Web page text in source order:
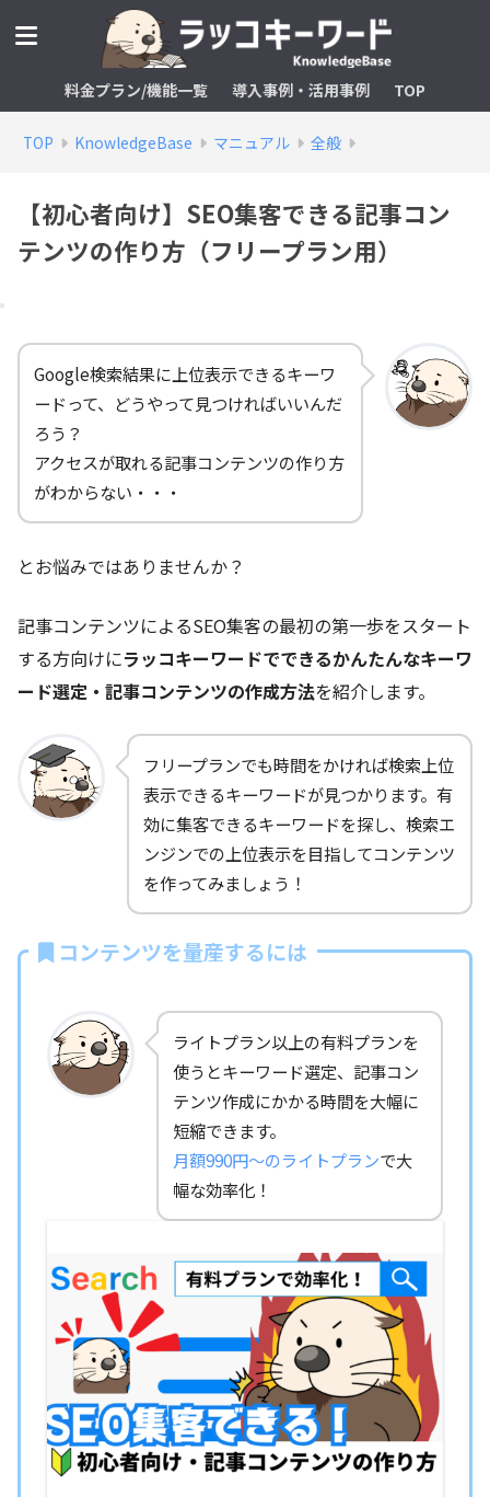
料金プラン/機能一覧 導入事例・活用事例 TOP
TOP KnowledgeBase マニュアル 全般
【初心者向け】SEO集客できる記事コン
テンツの作り方（フリープラン用）
Google検索結果に上位表示できるキーワ
ードって、どうやって見つければいいんだ
ろう？
アクセスが取れる記事コンテンツの作り方
がわからない・・・
とお悩みではありませんか？
記事コンテンツによるSEO集客の最初の第一歩をスタート
する方向けにラッコキーワードでできるかんたんなキーワ
ード選定・記事コンテンツの作成方法を紹介します。
フリープランでも時間をかければ検索上位
表示できるキーワードが見つかります。有
効に集客できるキーワードを探し、検索エ
ンジンでの上位表示を目指してコンテンツ
を作ってみましょう！
コンテンツを量産するには
ライトプラン以上の有料プランを
使うとキーワード選定、記事コン
テンツ作成にかかる時間を大幅に
短縮できます。
月額990円～のライトプランで大
幅な効率化！